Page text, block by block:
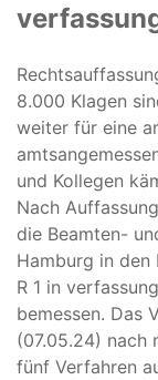
8.000 Klagen
weiter für eine
und Kollegen
Nach
die Beamten-
Hamburg in den
R 1 in
bemessen. Das
(07.05.24) nach
fünf Verfahren